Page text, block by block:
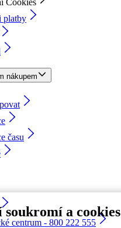
soukromí a cookies
Cookies
platby
nákupem
času
centrum - 800 222 555